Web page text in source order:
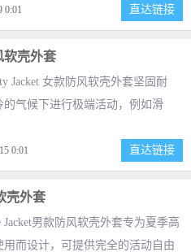
0:01 直达链接
软壳外套
Jacket 女款防风软壳外套坚固耐
的气候下进行极端活动，例如滑
0:01 直达链接
壳外套
Jacket男款防风软壳外套专为夏季高
用而设计，可提供完全的活动自由